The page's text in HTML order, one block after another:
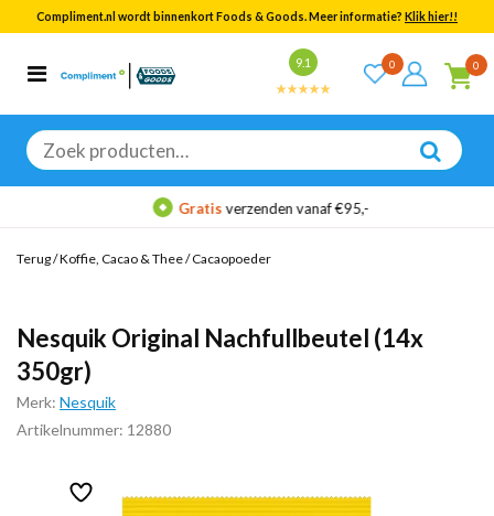
Compliment.nl wordt binnenkort Foods & Goods. Meer informatie? Klik hier!!
9.1 0 0
Zoeken
naar:
Categorieën
Bekijk alle resultaten
Gratisverzenden vanaf €95,-
Terug/Koffie, Cacao & Thee/Cacaopoeder
Nesquik Original Nachfullbeutel (14x
350gr)
Merk: Nesquik
Artikelnummer: 12880